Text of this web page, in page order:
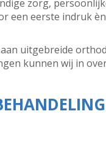
zorg,
een eerste indruk
uitgebreide
kunnen wij in